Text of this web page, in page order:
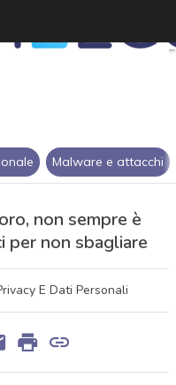
Malware e attacchi
non sempre è
per non sbagliare
E Dati Personali